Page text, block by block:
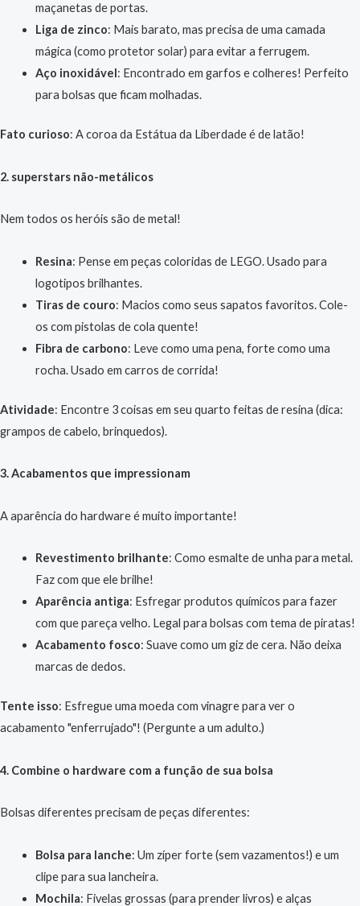
maçanetas de portas.
Liga de zinco: Mais barato, mas precisa de uma camada
mágica (como protetor solar) para evitar a ferrugem.
Aço inoxidável: Encontrado em garfos e colheres! Perfeito
para bolsas que ficam molhadas.
Fato curioso: A coroa da Estátua da Liberdade é de latão!
2. superstars não-metálicos
Nem todos os heróis são de metal!
Resina: Pense em peças coloridas de LEGO. Usado para
logotipos brilhantes.
Tiras de couro: Macios como seus sapatos favoritos. Cole-
os com pistolas de cola quente!
Fibra de carbono: Leve como uma pena, forte como uma
rocha. Usado em carros de corrida!
Atividade: Encontre 3 coisas em seu quarto feitas de resina (dica:
grampos de cabelo, brinquedos).
3. Acabamentos que impressionam
A aparência do hardware é muito importante!
Revestimento brilhante: Como esmalte de unha para metal.
Faz com que ele brilhe!
Aparência antiga: Esfregar produtos químicos para fazer
com que pareça velho. Legal para bolsas com tema de piratas!
Acabamento fosco: Suave como um giz de cera. Não deixa
marcas de dedos.
Tente isso: Esfregue uma moeda com vinagre para ver o
acabamento "enferrujado"! (Pergunte a um adulto.)
4. Combine o hardware com a função de sua bolsa
Bolsas diferentes precisam de peças diferentes:
Bolsa para lanche: Um zíper forte (sem vazamentos!) e um
clipe para sua lancheira.
Mochila: Fivelas grossas (para prender livros) e alças